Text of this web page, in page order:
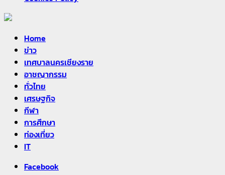
Home
ข่าว
เทศบาลนครเชียงราย
อาชญากรรม
ทั่วไทย
เศรษฐกิจ
กีฬา
การศึกษา
ท่องเที่ยว
IT
Facebook